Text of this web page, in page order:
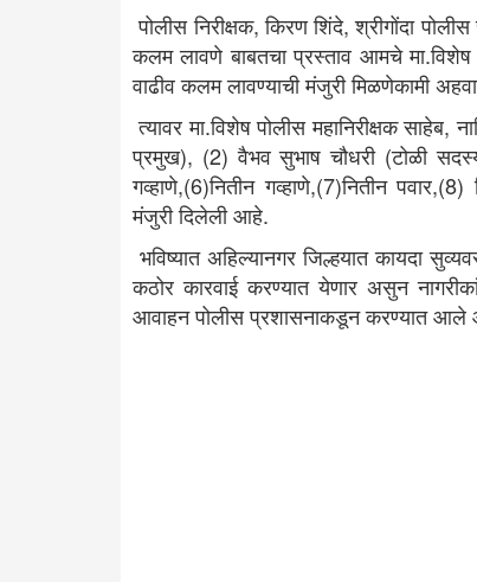
पोलीस निरीक्षक, किरण शिंदे, श्रीगोंदा
कलम लावणे बाबतचा प्रस्ताव आमचे मा.विशेष
वाढीव कलम लावण्याची मंजुरी मिळणेकामी
त्यावर मा.विशेष पोलीस महानिरीक्षक साहेब,
प्रमुख), (2) वैभव सुभाष चौधरी (टोळी
गव्हाणे,(6)नितीन गव्हाणे,(7)नितीन
मंजुरी दिलेली आहे.
भविष्यात अहिल्यानगर जिल्हयात कायदा
कठोर कारवाई करण्यात येणार असुन
आवाहन पोलीस प्रशासनाकडून करण्यात